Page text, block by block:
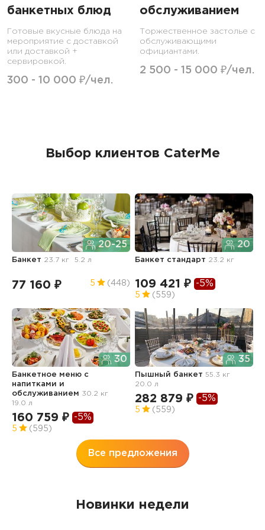
банкетных блюд
Готовые вкусные блюда на
мероприятие с доставкой
или доставкой +
сервировкой.
300 - 10 000 ₽/чел.
обслуживанием
Торжественное застолье с
обслуживающими
официантами.
2 500 - 15 000 ₽/чел.
Выбор клиентов CaterMe
20-25
Банкет 23.7 кг 5.2 л
77 160 ₽ 5 (448)
20
Банкет стандарт 23.2 кг
109 421 ₽ -5%
5 (559)
30
Банкетное меню с
напитками и
обслуживанием 30.2 кг
19.0 л
160 759 ₽ -5%
5 (595)
35
Пышный банкет55.3 кг
20.0 л
282 879 ₽ -5%
5 (559)
Все предложения
Новинки недели